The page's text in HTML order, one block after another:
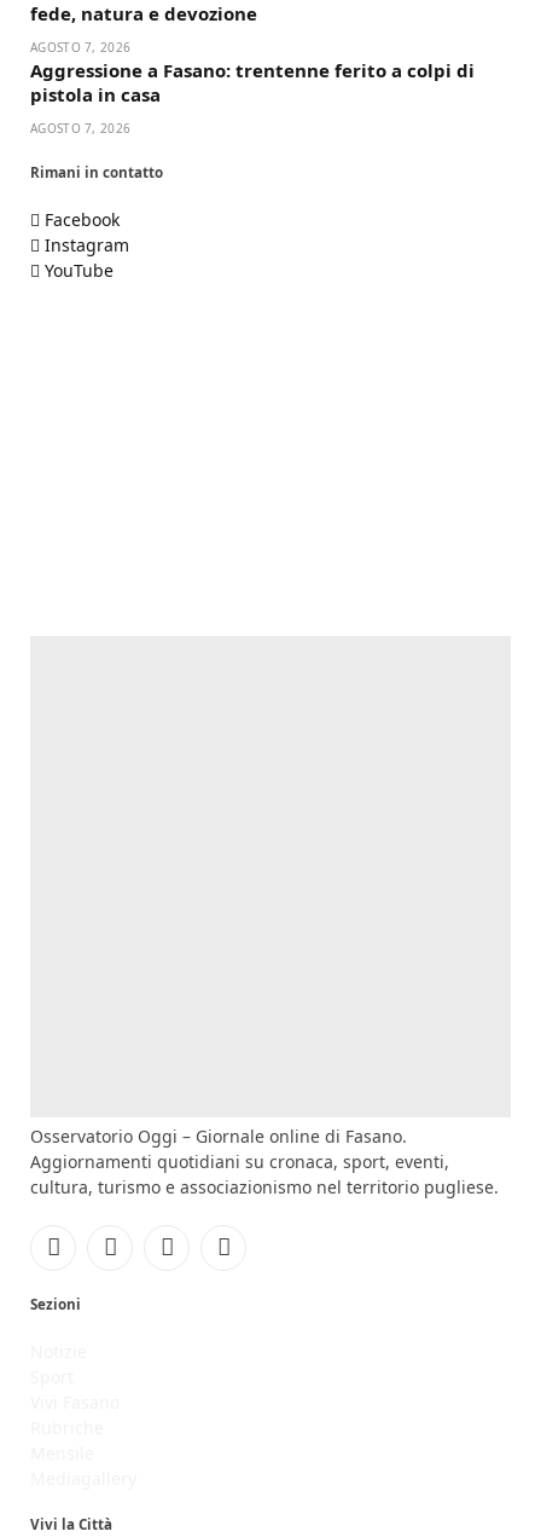
fede, natura e devozione
AGOSTO 7, 2026
Aggressione a Fasano: trentenne ferito a colpi di
pistola in casa
AGOSTO 7, 2026
Rimani in contatto
Facebook
Instagram
YouTube
Osservatorio Oggi – Giornale online di Fasano.
Aggiornamenti quotidiani su cronaca, sport, eventi,
cultura, turismo e associazionismo nel territorio pugliese.
FacebookInstagramYouTubeRSS
Sezioni
Vivi la Città